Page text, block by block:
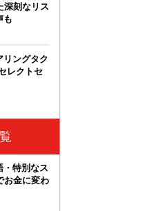
深刻なリス
も
リングタク
レクトセ
・特別なス
お金に変わ